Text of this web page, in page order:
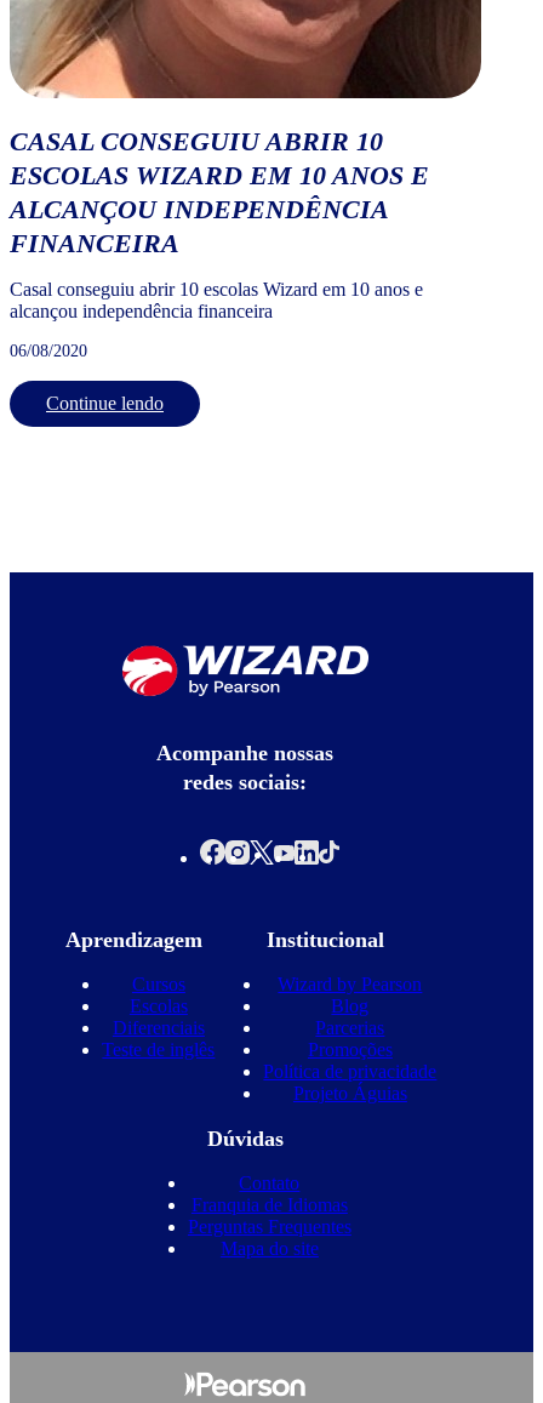
CASAL CONSEGUIU ABRIR 10
ESCOLAS WIZARD EM 10 ANOS E
ALCANÇOU INDEPENDÊNCIA
FINANCEIRA
Casal conseguiu abrir 10 escolas Wizard em 10 anos e
alcançou independência financeira
06/08/2020
Continue lendo
Acompanhe nossas
redes sociais:
Aprendizagem
Cursos
Escolas
Diferenciais
Teste de inglês
Institucional
Wizard by Pearson
Blog
Parcerias
Promoções
Política de privacidade
Projeto Águias
Dúvidas
Contato
Franquia de Idiomas
Perguntas Frequentes
Mapa do site